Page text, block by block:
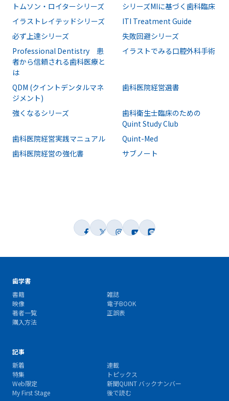
トムソン・ロイターシリーズ
シリーズMIに基づく歯科臨床
イラストレイテッドシリーズ
ITI Treatment Guide
必ず上達シリーズ
失敗回避シリーズ
Professional Dentistry 患
者から信頼される歯科医療と
は
イラストでみる口腔外科手術
QDM (クイントデンタルマネ
ジメント)
歯科医院経営選書
強くなるシリーズ
歯科衛生士臨床のための
Quint Study Club
歯科医院経営実践マニュアル
Quint-Med
歯科医院経営の強化書
サブノート
歯学書
書籍
雑誌
映像
電子BOOK
著者一覧
正誤表
購入方法
記事
新着
連載
特集
トピックス
Web限定
新聞QUINT バックナンバー
My First Stage
後で読む